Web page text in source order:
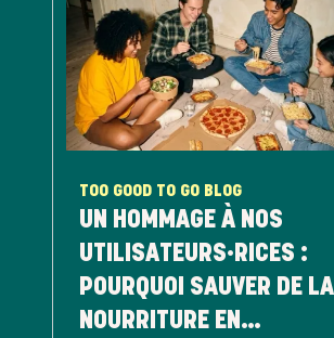
TOO GOOD TO GO BLOG
UN HOMMAGE À NOS
UTILISATEURS·RICES :
POURQUOI SAUVER DE LA
NOURRITURE EN